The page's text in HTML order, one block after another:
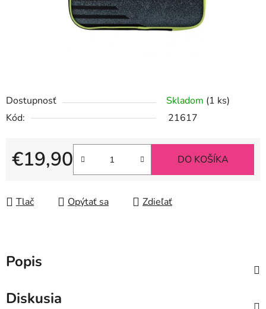
Dostupnosť Skladom (1 ks)
Kód:
21617
€19,90
Jednotková cena:
DO KOŠÍKA
Tlač Opýtať sa Zdieľať
Popis
Diskusia